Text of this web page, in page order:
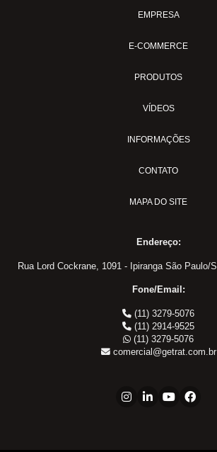
EMPRESA
E-COMMERCE
PRODUTOS
VÍDEOS
INFORMAÇÕES
CONTATO
MAPA DO SITE
Endereço:
Rua Lord Cockrane, 1091 - Ipiranga São Paulo/
Fone/Email:
(11) 3279-5076
(11) 2914-9525
(11) 3279-5076
comercial@getrat.com.br